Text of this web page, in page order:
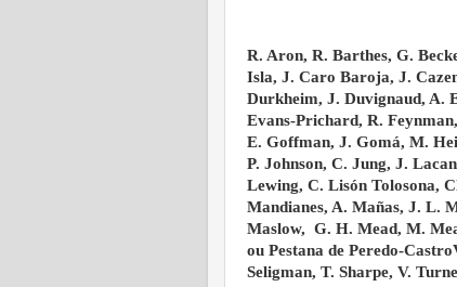
R. Aron, R. Barthes, G.
Isla, J. Caro Baroja, J.
Durkheim, J. Duvignaud, A.
Evans-Prichard, R.
E. Goffman, J. Gomá, M.
P. Johnson, C. Jung, J.
Lewing, C. Lisón Tolosona,
Mandianes, A. Mañas, J. L.
Maslow, G. H. Mead, M.
ou Pestana de Peredo-
Seligman, T. Sharpe, V.